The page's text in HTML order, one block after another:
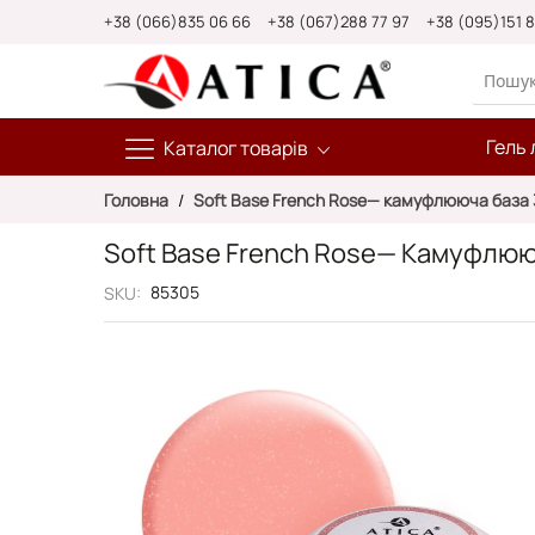
+38 (066)835 06 66 +38 (067)288 77 97 +38 (095)151
Каталог товарів Гель
Головна Soft Base French Rose— камуфлююча база
Soft Base French Rose—
SKU 85305
галереї
зображень